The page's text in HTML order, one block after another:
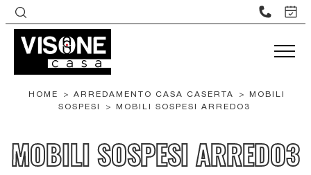
HOME > ARREDAMENTO CASA CASERTA > MOBILI
SOSPESI
> MOBILI SOSPESI ARREDO3
MOBILI SOSPESI ARREDO3